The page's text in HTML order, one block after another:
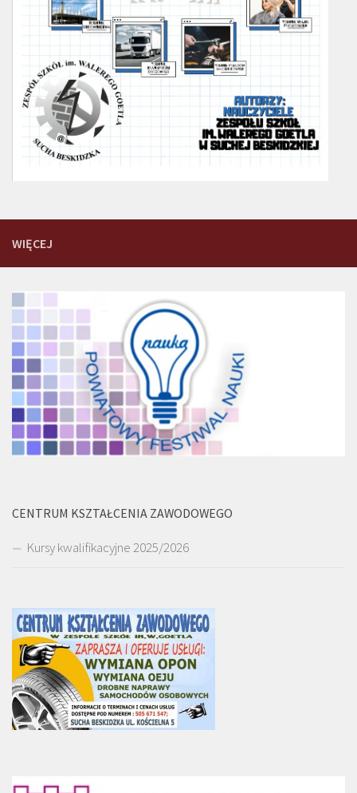
WIĘCEJ
CENTRUM KSZTAŁCENIA ZAWODOWEGO
Kursy kwalifikacyjne 2025/2026